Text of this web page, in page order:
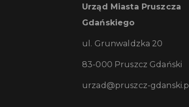
Urząd Miasta Pruszcza
Gdańskiego
ul. Grunwaldzka 20
83-000 Pruszcz Gdański
urzad@pruszcz-gdanski.pl